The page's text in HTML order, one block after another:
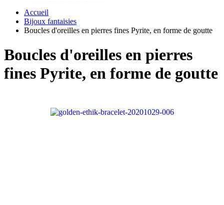
Accueil
Bijoux fantaisies
Boucles d'oreilles en pierres fines Pyrite, en forme de goutte
Boucles d'oreilles en pierres
fines Pyrite, en forme de goutte